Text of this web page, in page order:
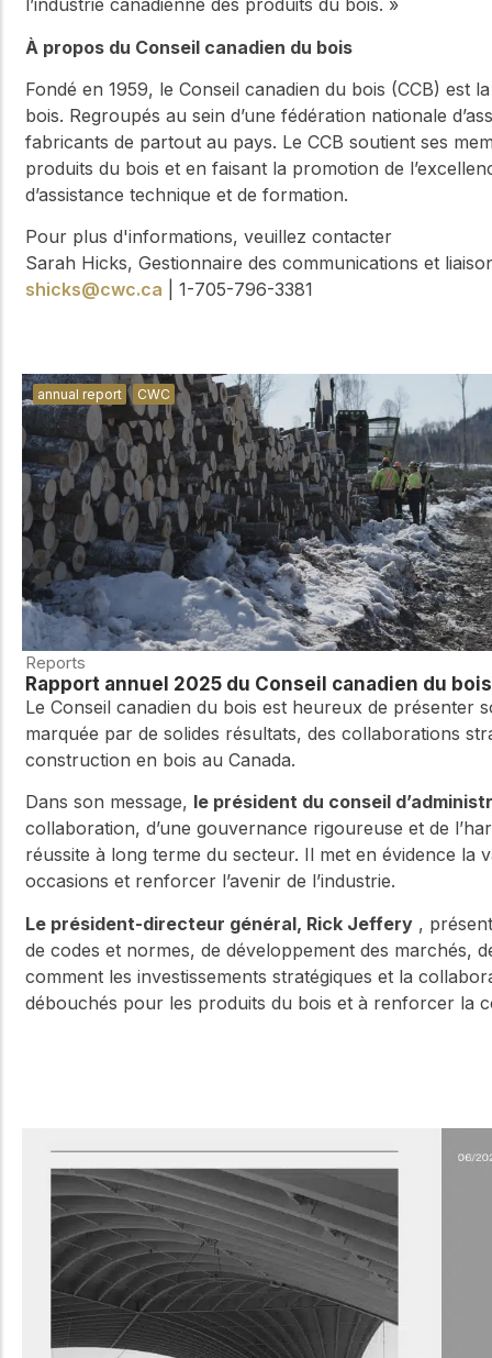
l’industrie canadienne des produits du bois. »
À propos du Conseil canadien du bois
Fondé en 1959, le Conseil canadien du bois (CCB) est
bois. Regroupés au sein d’une fédération nationale
fabricants de partout au pays. Le CCB soutient ses
produits du bois et en faisant la promotion de
d’assistance technique et de formation.
Pour plus d'informations, veuillez contacter
Sarah Hicks, Gestionnaire des communications et
shicks@cwc.ca | 1-705-796-3381
annual report CWC
Reports
Rapport annuel 2025 du Conseil canadien du bois
Le Conseil canadien du bois est heureux de présenter
marquée par de solides résultats, des collaborations
construction en bois au Canada.
Dans son message, le président du conseil
collaboration, dʼune gouvernance rigoureuse et de
réussite à long terme du secteur. Il met en évidence la
occasions et renforcer lʼavenir de lʼindustrie.
Le président-directeur général, Rick Jeffery ,
de codes et normes, de développement des marchés,
comment les investissements stratégiques et la
débouchés pour les produits du bois et à renforcer la